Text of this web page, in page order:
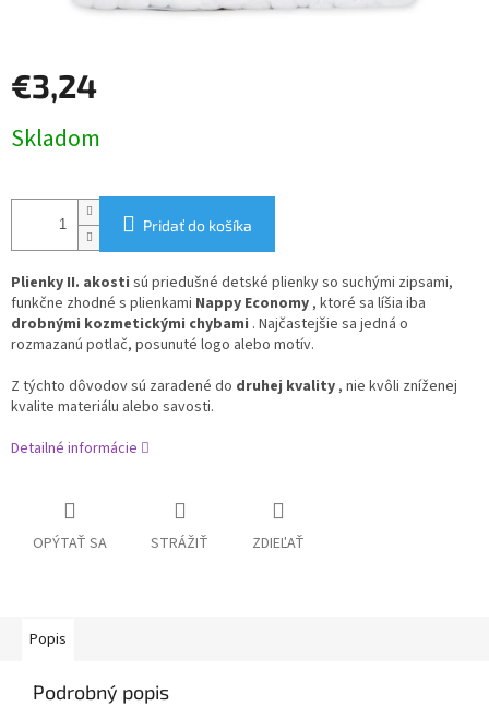
€3,24
cena:
Skladom
Pridať do košíka
Plienky II. akosti sú priedušné detské plienky so suchými zipsami,
funkčne zhodné s plienkami Nappy Economy, ktoré sa líšia iba
drobnými kozmetickými chybami . Najčastejšie sa jedná o
rozmazanú potlač, posunuté logo alebo motív.
Z týchto dôvodov sú zaradené do druhej kvality, nie kvôli zníženej
kvalite materiálu alebo savosti.
Detailné informácie
OPÝTAŤ SA STRÁŽIŤ ZDIEĽAŤ
Popis
Podrobný popis